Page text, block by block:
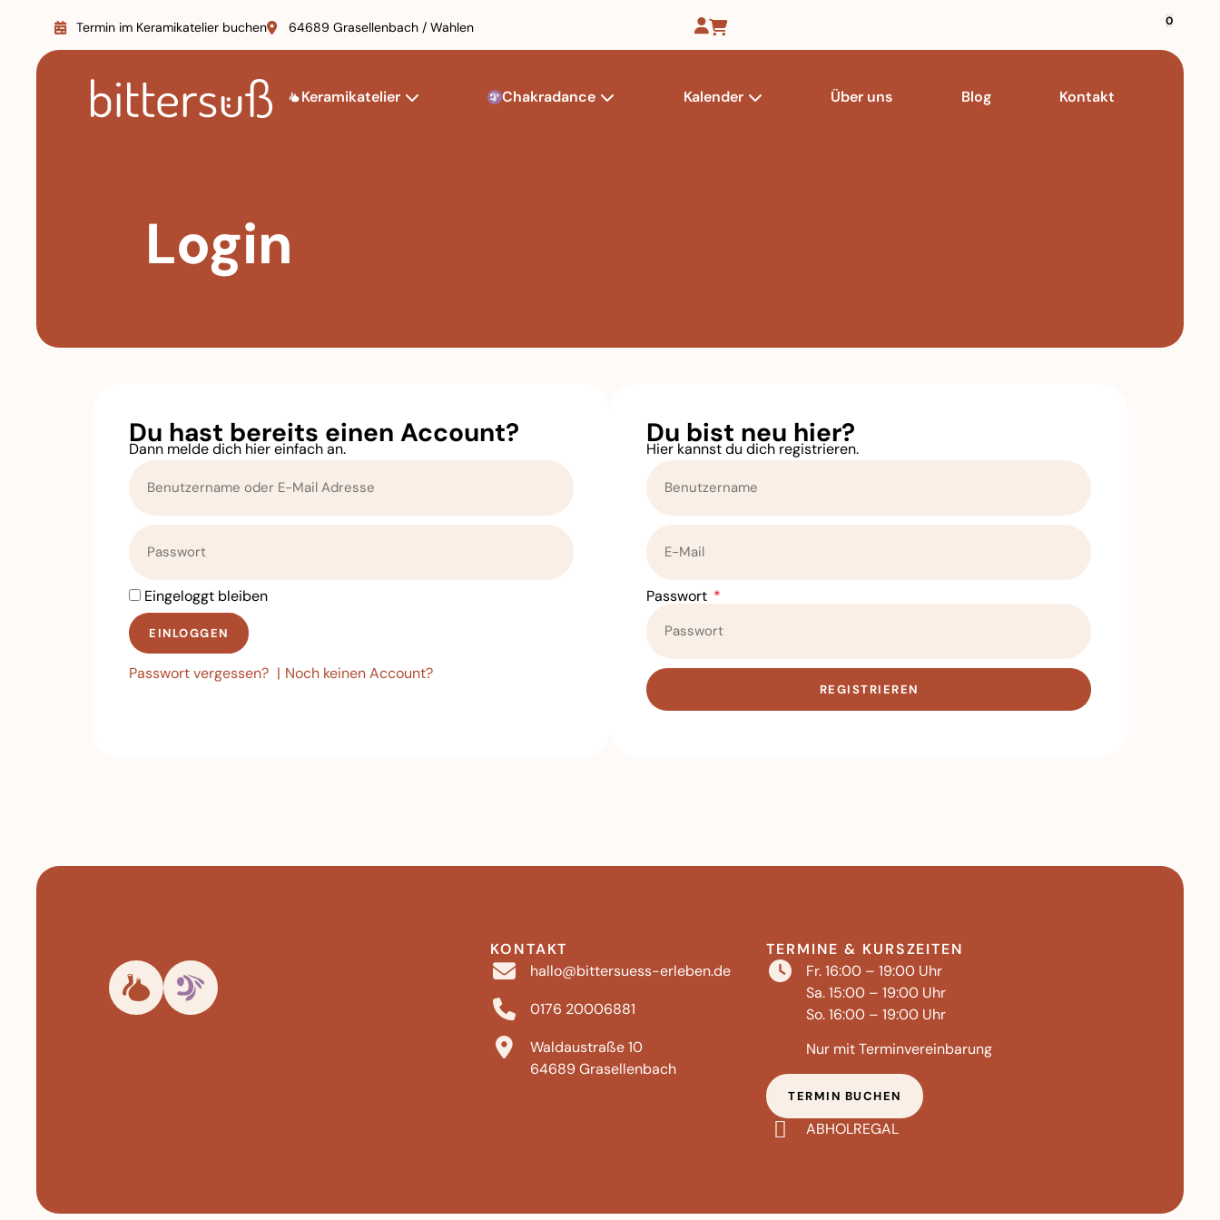
Termin im Keramikatelier buchen 64689 Grasellenbach / Wahlen 0
Keramikatelier Chakradance Kalender Über uns Blog Kontakt
Login
Du hast bereits einen Account?
Dann melde dich hier einfach an.
Eingeloggt bleiben
EINLOGGEN
Passwort vergessen?
Noch keinen Account?
Du bist neu hier?
Hier kannst du dich registrieren.
Passwort
REGISTRIEREN
KONTAKT
hallo@bittersuess-erleben.de
0176 20006881
Waldaustraße 10
64689 Grasellenbach
TERMINE & KURSZEITEN
Fr. 16:00 – 19:00 Uhr
Sa. 15:00 – 19:00 Uhr
So. 16:00 – 19:00 Uhr
Nur mit Terminvereinbarung
TERMIN BUCHEN
ABHOLREGAL